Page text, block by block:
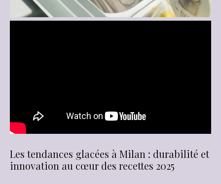
Les tendances glacées à Milan : durabilité et
innovation au cœur des recettes 2025